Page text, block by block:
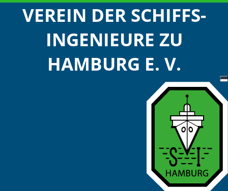
VEREIN DER SCHIFFS-
INGENIEURE ZU
HAMBURG E. V.